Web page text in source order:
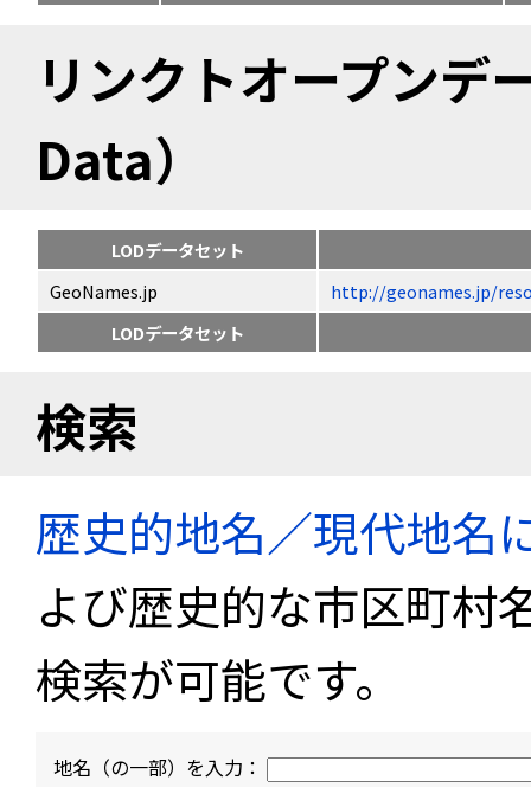
リンクトオープン
Data）
LODデータセット
GeoNames.jp
http://geonames.jp/
LODデータセット
検索
歴史的地名／現代地名
よび歴史的な市区町村
検索が可能です。
地名（の一部）を入力：